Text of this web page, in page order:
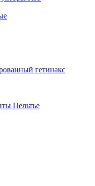
гетинакс
Пельтье